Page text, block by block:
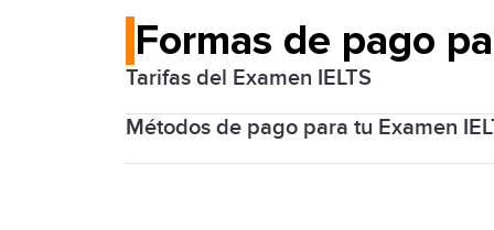
Formas de pago
Tarifas del Examen IELTS
El costo del examen IELTS varía y
Métodos de pago para tu Examen